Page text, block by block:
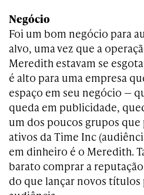
Negócio
Foi um bom negócio para
alvo, uma vez que a
Meredith estavam se
é alto para uma empresa
espaço em seu negócio —
queda em publicidade,
um dos poucos grupos
ativos da Time Inc
em dinheiro é o Meredith.
barato comprar a
do que lançar novos títulos